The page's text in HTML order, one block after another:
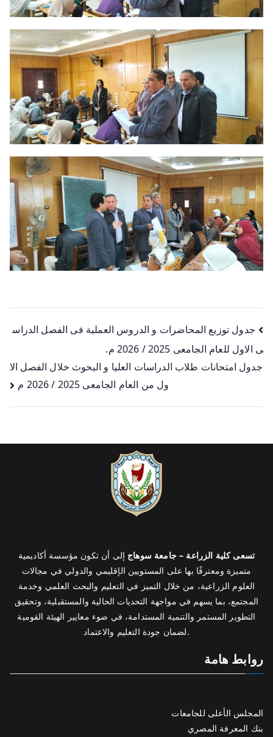
جدول توزيع المحاضرات و الدروس العملية فى الفصل الدراس
ى الاول للعام الجامعى 2025 / 2026 م.
جدول امتحانات طلاب الدراسات العليا و البحوث خلال الفصل الا
ول من العام الجامعى 2025 / 2026 م
تسعى كلية الزراعة – جامعة سوهاج إلى أن تكون مؤسسة أكاديمية
متميزة ومعترفًا بها على المستويين الإقليمي والدولي في مجالات
العلوم الزراعية، من خلال التميز في التعليم والبحث العلمي وخدمة
المجتمع، بما يسهم في مواجهة التحديات الحالية والمستقبلية، وتحقيق
التطوير المستمر والتنمية المستدامة، في ضوء معايير الهيئة القومية
لضمان جودة التعليم والاعتماد.
روابط هامة
المجلس الأعلى للجامعات
بنك المعرفة المصري